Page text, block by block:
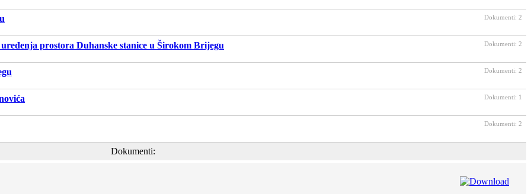
Dokumenti: 2
prostora Duhanske stanice u Širokom Brijegu Dokumenti: 2
Dokumenti: 2
Dokumenti: 1
Dokumenti: 2
Dokumenti: